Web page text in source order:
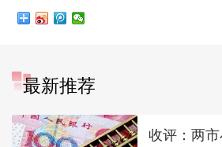
最新推荐
收评：两